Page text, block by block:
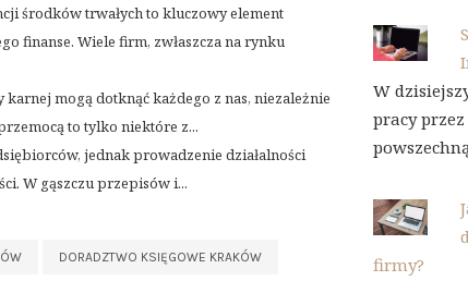
środków trwałych to kluczowy element
finanse. Wiele firm, zwłaszcza na rynku
mogą dotknąć każdego z nas, niezależnie
to tylko niektóre z...
jednak prowadzenie działalności
W gąszczu przepisów i...
DORADZTWO KSIĘGOWE KRAKÓW
W
pracy
firmy?